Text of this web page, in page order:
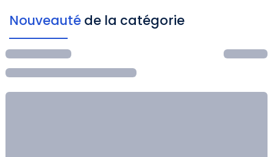
Nouveauté de la catégorie